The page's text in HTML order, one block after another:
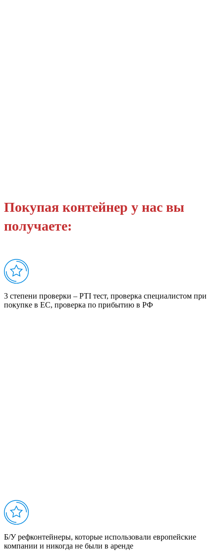
Покупая контейнер у нас вы
получаете:
3 степени проверки – PTI тест, проверка специалистом при
покупке в ЕС, проверка по прибытию в РФ
Б/У рефконтейнеры, которые использовали европейские
компании и никогда не были в аренде